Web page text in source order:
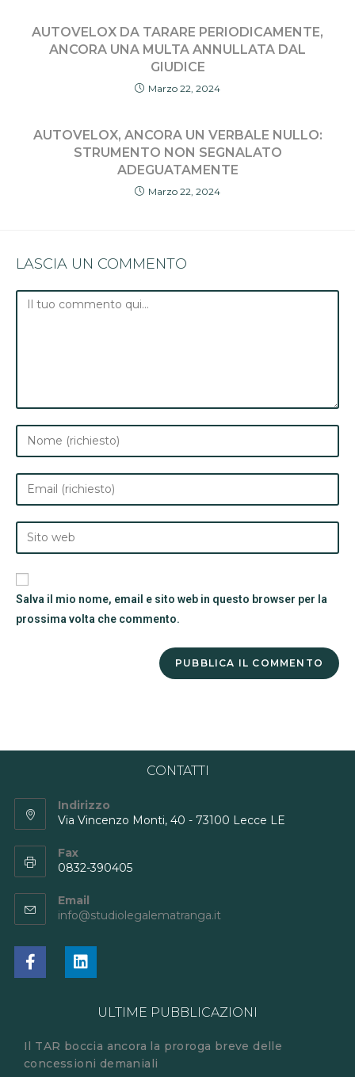
AUTOVELOX DA TARARE PERIODICAMENTE,
ANCORA UNA MULTA ANNULLATA DAL
GIUDICE
Marzo 22, 2024
AUTOVELOX, ANCORA UN VERBALE NULLO:
STRUMENTO NON SEGNALATO
ADEGUATAMENTE
Marzo 22, 2024
LASCIA UN COMMENTO
Salva il mio nome, email e sito web in questo browser per la
prossima volta che commento.
CONTATTI
Indirizzo
Via Vincenzo Monti, 40 - 73100 Lecce LE
Fax
0832-390405
Email
info@studiolegalematranga.it
ULTIME PUBBLICAZIONI
Il TAR boccia ancora la proroga breve delle
concessioni demaniali